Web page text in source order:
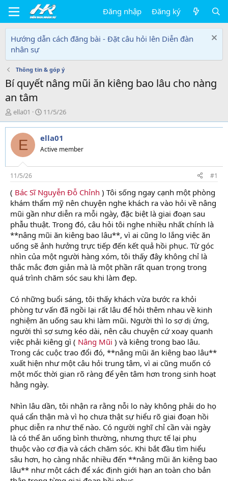
Đăng nhập Đăng ký
Hướng dẫn cách đăng bài - Đặt câu hỏi lên Diễn đàn
nhân sự
Thông tin & góp ý
Bí quyết nâng mũi ăn kiêng bao lâu cho nàng
an tâm
T
h
r
e
d
s
t
a
t
e
r
ella01
N
g
à
y
g
i
11/5/26
E ella01
Active member
11/5/26 #1
( Bác Sĩ Nguyễn Đỗ Chỉnh ) Tôi sống ngay cạnh một phòng
khám thẩm mỹ nên chuyện nghe khách ra vào hỏi về nâng
mũi gần như diễn ra mỗi ngày, đặc biệt là giai đoạn sau
phẫu thuật. Trong đó, câu hỏi tôi nghe nhiều nhất chính là
**nâng mũi ăn kiêng bao lâu**, vì ai cũng lo lắng việc ăn
uống sẽ ảnh hưởng trực tiếp đến kết quả hồi phục. Từ góc
nhìn của một người hàng xóm, tôi thấy đây không chỉ là
thắc mắc đơn giản mà là một phần rất quan trọng trong
quá trình chăm sóc sau khi làm đẹp.
Có những buổi sáng, tôi thấy khách vừa bước ra khỏi
phòng tư vấn đã ngồi lại rất lâu để hỏi thêm nhau về kinh
nghiệm ăn uống sau khi làm mũi. Người thì lo sợ dị ứng,
người thì sợ sưng kéo dài, nên câu chuyện cứ xoay quanh
việc phải kiêng gì ( Nâng Mũi ) và kiêng trong bao lâu.
Trong các cuộc trao đổi đó, **nâng mũi ăn kiêng bao lâu**
xuất hiện như một câu hỏi trung tâm, vì ai cũng muốn có
một mốc thời gian rõ ràng để yên tâm hơn trong sinh hoạt
hằng ngày.
Nhìn lâu dần, tôi nhận ra rằng nỗi lo này không phải do họ
quá cẩn thận mà vì họ chưa thật sự hiểu rõ giai đoạn hồi
phục diễn ra như thế nào. Có người nghĩ chỉ cần vài ngày
là có thể ăn uống bình thường, nhưng thực tế lại phụ
thuộc vào cơ địa và cách chăm sóc. Khi bắt đầu tìm hiểu
sâu hơn, họ càng nhắc nhiều đến **nâng mũi ăn kiêng bao
lâu** như một cách để xác định giới hạn an toàn cho bản